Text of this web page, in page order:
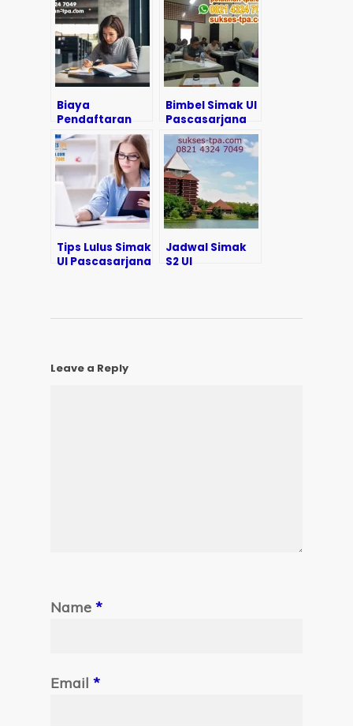
Biaya
Pendaftaran
Simak UI
Pascasarjana
Bimbel Simak UI
Pascasarjana
Tips Lulus Simak
UI Pascasarjana
Jadwal Simak
S2 UI
Leave a Reply
Name *
Email *